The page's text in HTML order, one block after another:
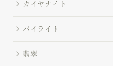
カイヤナイト
パイライト
翡翠